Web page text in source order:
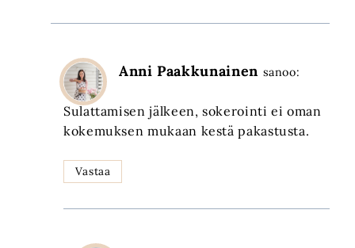
Anni Paakkunainen sanoo:
Sulattamisen jälkeen, sokerointi ei oman
kokemuksen mukaan kestä pakastusta.
Vastaa